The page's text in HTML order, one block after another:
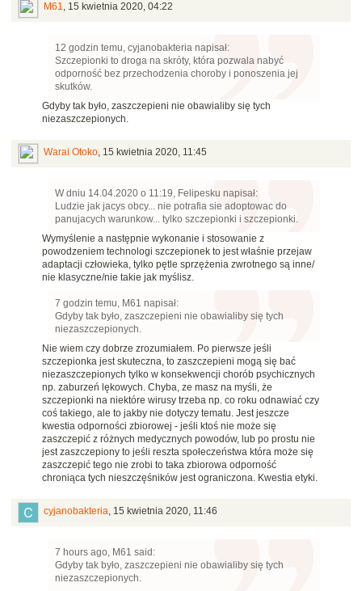
M61, 15 kwietnia 2020, 04:22
12 godzin temu, cyjanobakteria napisał:
Szczepionki to droga na skróty, która pozwala nabyć
odporność bez przechodzenia choroby i ponoszenia jej
skutków.
Gdyby tak było, zaszczepieni nie obawialiby się tych
niezaszczepionych.
Warai Otoko, 15 kwietnia 2020, 11:45
W dniu 14.04.2020 o 11:19, Felipesku napisał:
Ludzie jak jacys obcy... nie potrafia sie adoptowac do
panujacych warunkow... tylko szczepionki i szczepionki.
Wymyślenie a następnie wykonanie i stosowanie z
powodzeniem technologi szczepionek to jest właśnie przejaw
adaptacji człowieka, tylko pętle sprzężenia zwrotnego są inne/
nie klasyczne/nie takie jak myślisz.
7 godzin temu, M61 napisał:
Gdyby tak było, zaszczepieni nie obawialiby się tych
niezaszczepionych.
Nie wiem czy dobrze zrozumiałem. Po pierwsze jeśli
szczepionka jest skuteczna, to zaszczepieni mogą się bać
niezaszczepionych tylko w konsekwencji chorób psychicznych
np. zaburzeń lękowych. Chyba, ze masz na myśli, że
szczepionki na niektóre wirusy trzeba np. co roku odnawiać czy
coś takiego, ale to jakby nie dotyczy tematu. Jest jeszcze
kwestia odporności zbiorowej - jeśli ktoś nie może się
zaszczepić z różnych medycznych powodów, lub po prostu nie
jest zaszczepiony to jeśli reszta społeczeństwa która może się
zaszczepić tego nie zrobi to taka zbiorowa odporność
chroniąca tych nieszczęśników jest ograniczona. Kwestia etyki.
cyjanobakteria, 15 kwietnia 2020, 11:46
7 hours ago, M61 said:
Gdyby tak było, zaszczepieni nie obawialiby się tych
niezaszczepionych.